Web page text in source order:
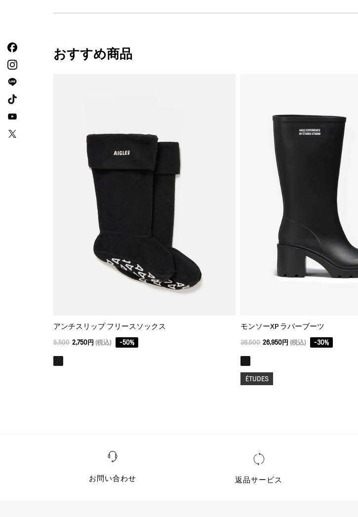
おすすめ商品
アンチスリップ フリースソックス
5,500 2,750円 (税込) -50%
モンソーXP ラバーブーツ
38,500 26,950円 (税込) -30%
ÉTUDES
お問い合わせ 返品サービス